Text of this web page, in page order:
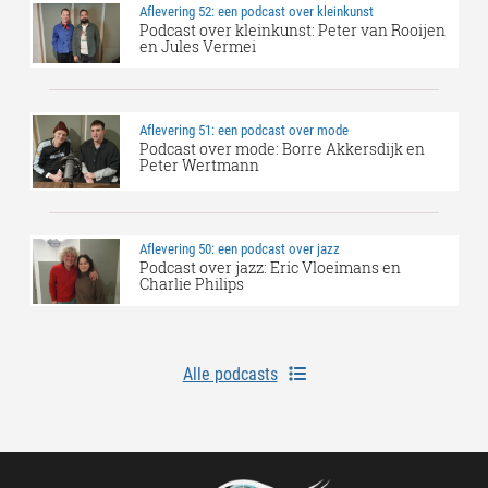
Aflevering 52: een podcast over kleinkunst
Podcast over kleinkunst: Peter van Rooijen
en Jules Vermei
Aflevering 51: een podcast over mode
Podcast over mode: Borre Akkersdijk en
Peter Wertmann
Aflevering 50: een podcast over jazz
Podcast over jazz: Eric Vloeimans en
Charlie Philips
Alle podcasts